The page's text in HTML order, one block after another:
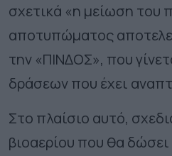
σχετικά «η μείωση του
αποτυπώματος
την «ΠΙΝΔΟΣ», που
δράσεων που έχει
Στο πλαίσιο αυτό,
βιοαερίου που θα δώσει